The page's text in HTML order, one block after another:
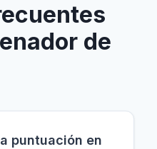
de
puntuación en